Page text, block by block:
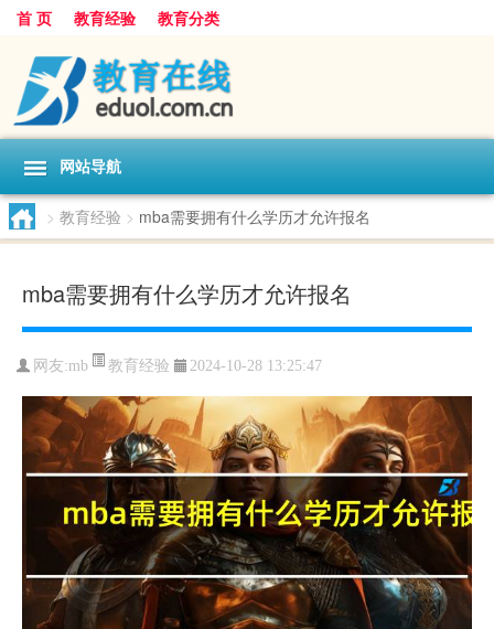
首 页 教育经验 教育分类
网站导航
> 教育经验 > mba需要拥有什么学历才允许报名
mba需要拥有什么学历才允许报名
网友:mb 教育经验 2024-10-28 13:25:47